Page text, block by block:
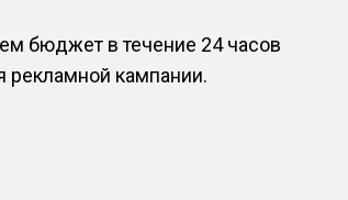
бюджет в течение 24 часов
рекламной кампании.